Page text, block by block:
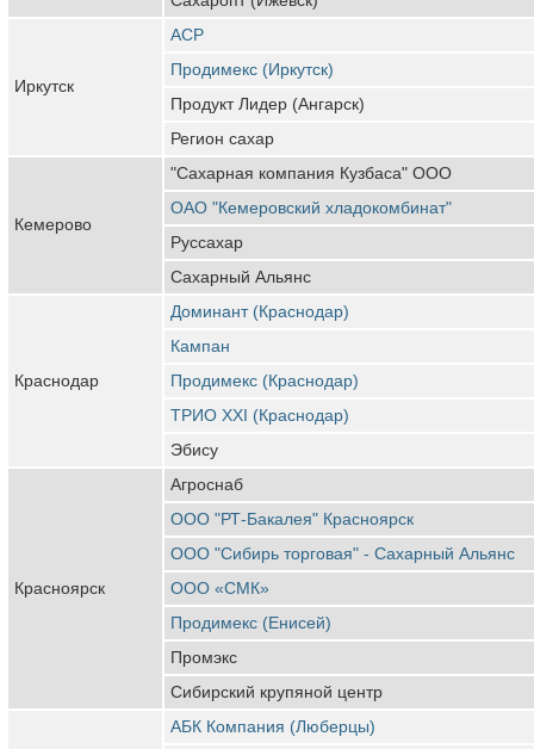
Иркутск
АСР
Продимекс (Иркутск)
Продукт Лидер (Ангарск)
Регион сахар
Кемерово
"Сахарная компания Кузбаса" ООО
ОАО "Кемеровский хладокомбинат"
Руссахар
Сахарный Альянс
Краснодар
Доминант (Краснодар)
Кампан
Продимекс (Краснодар)
ТРИО XXI (Краснодар)
Эбису
Красноярск
Агроснаб
ООО "РТ-Бакалея" Красноярск
ООО "Сибирь торговая" - Сахарный Альянс
ООО «СМК»
Продимекс (Енисей)
Промэкс
Сибирский крупяной центр
АБК Компания (Люберцы)